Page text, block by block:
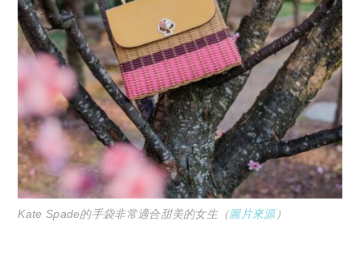
Kate Spade的手袋非常適合甜美的女生（圖片來源）